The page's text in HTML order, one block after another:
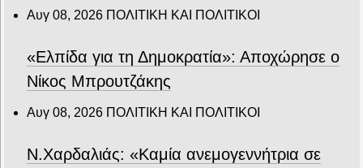
Αυγ 08, 2026 ΠΟΛΙΤΙΚΗ ΚΑΙ ΠΟΛΙΤΙΚΟΙ
«Ελπίδα για τη Δημοκρατία»: Αποχώρησε ο
Νίκος Μπρουτζάκης
Αυγ 08, 2026 ΠΟΛΙΤΙΚΗ ΚΑΙ ΠΟΛΙΤΙΚΟΙ
Ν.Χαρδαλιάς: «Καμία ανεμογεννήτρια σε